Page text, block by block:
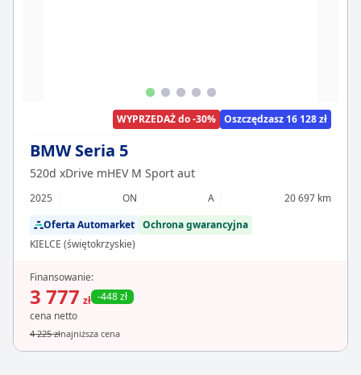
WYPRZEDAŻ do -30% Oszczędzasz 16 128 zł
BMW Seria 5
520d xDrive mHEV M Sport aut
2025 ON A
20 697 km
Oferta Automarket Ochrona gwarancyjna
KIELCE (świętokrzyskie)
Finansowanie:
3 777 zł -448 zł
cena netto
4 225 złnajniższa cena